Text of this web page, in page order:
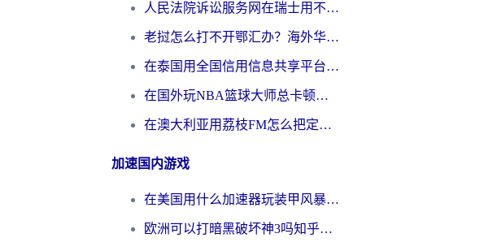
人民法院诉讼服务网在瑞士用不了怎么办？海外华人必备的回国加速指南
老挝怎么打不开鄂汇办？海外华人必看的回国加速全攻略（附欧洲杯小说流畅技巧）
在泰国用全国信用信息共享平台怎么把定位修改到中国国内？海外党解决国内服务访问难题的实用指南
在国外玩NBA篮球大师总卡顿？这篇解决你所有海外看国内内容的烦恼
在澳大利亚用荔枝FM怎么把定位修改到中国国内？海外华人必看的内容访问指南
加速国内游戏
在美国用什么加速器玩装甲风暴？海外玩家亲测有效的国服游戏加速指南
欧洲可以打暗黑破坏神3吗知乎？海外玩家国服游戏加速终极指南